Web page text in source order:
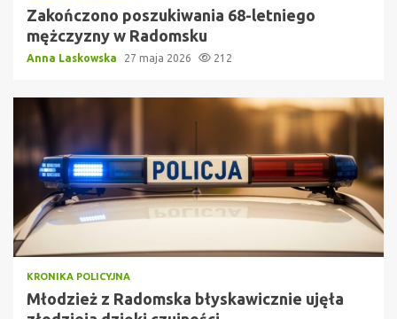
Zakończono poszukiwania 68-letniego
mężczyzny w Radomsku
Anna Laskowska 27 maja 2026 212
KRONIKA POLICYJNA
Młodzież z Radomska błyskawicznie ujęła